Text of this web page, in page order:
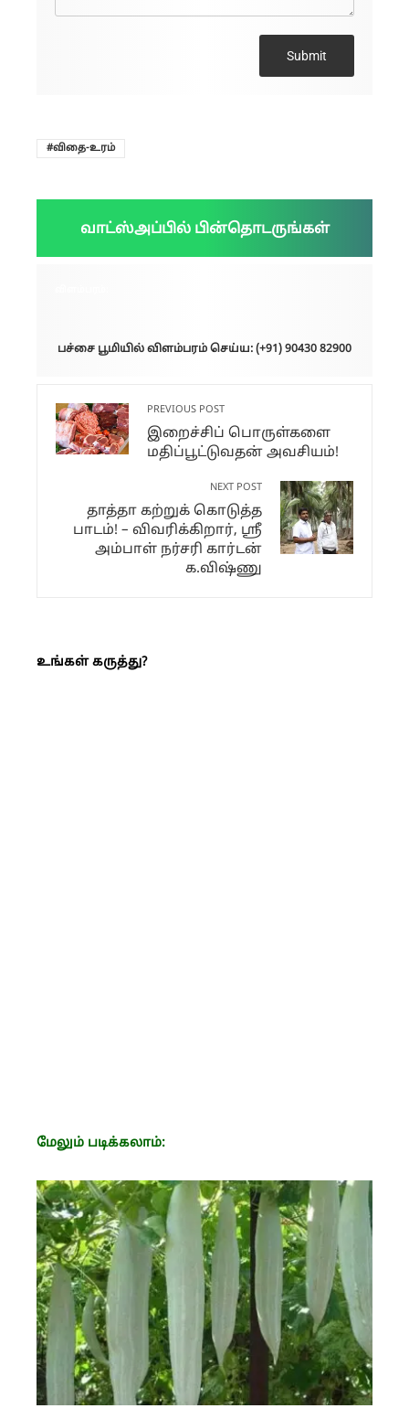
Submit
விதை-உரம்
வாட்ஸ்அப்பில் பின்தொடருங்கள்
பச்சை பூமியில் விளம்பரம் செய்ய: (+91) 90430 82900
PREVIOUS POST
இறைச்சிப் பொருள்களை
மதிப்பூட்டுவதன் அவசியம்!
NEXT POST
தாத்தா கற்றுக் கொடுத்த
பாடம்! – விவரிக்கிறார், ஸ்ரீ
அம்பாள் நர்சரி கார்டன்
க.விஷ்ணு
உங்கள் கருத்து?
மேலும் படிக்கலாம்: